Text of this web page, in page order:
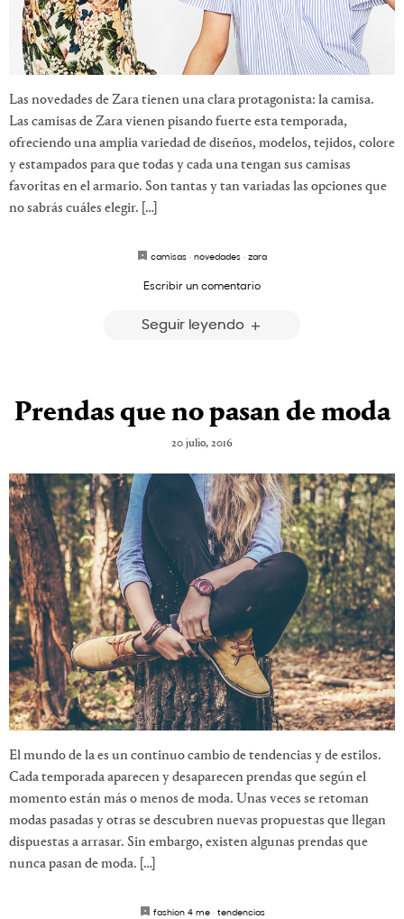
Las novedades de Zara tienen una clara protagonista: la camisa.
Las camisas de Zara vienen pisando fuerte esta temporada,
ofreciendo una amplia variedad de diseños, modelos, tejidos, colore
y estampados para que todas y cada una tengan sus camisas
favoritas en el armario. Son tantas y tan variadas las opciones que
no sabrás cuáles elegir. […]
camisas · novedades · zara
Escribir un comentario
Seguir leyendo
Prendas que no pasan de moda
20 julio, 2016
El mundo de la es un continuo cambio de tendencias y de estilos.
Cada temporada aparecen y desaparecen prendas que según el
momento están más o menos de moda. Unas veces se retoman
modas pasadas y otras se descubren nuevas propuestas que llegan
dispuestas a arrasar. Sin embargo, existen algunas prendas que
nunca pasan de moda. […]
fashion 4 me· tendencias